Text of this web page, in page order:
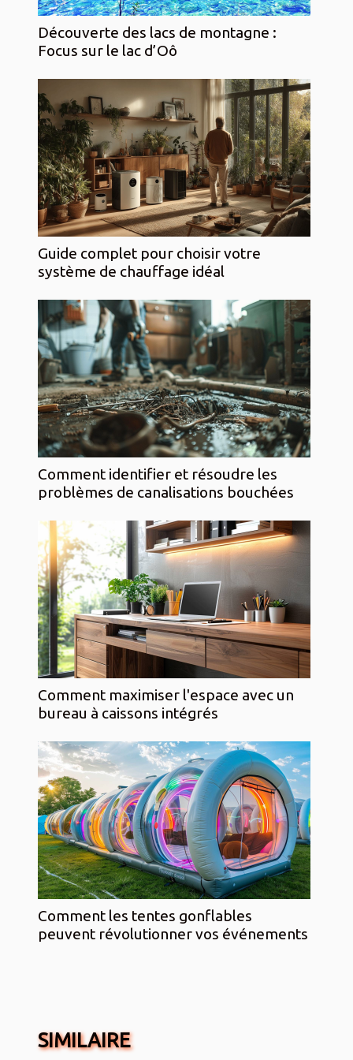
Découverte des lacs de montagne :
Focus sur le lac d’Oô
Guide complet pour choisir votre
système de chauffage idéal
Comment identifier et résoudre les
problèmes de canalisations bouchées
Comment maximiser l'espace avec un
bureau à caissons intégrés
Comment les tentes gonflables
peuvent révolutionner vos événements
SIMILAIRE